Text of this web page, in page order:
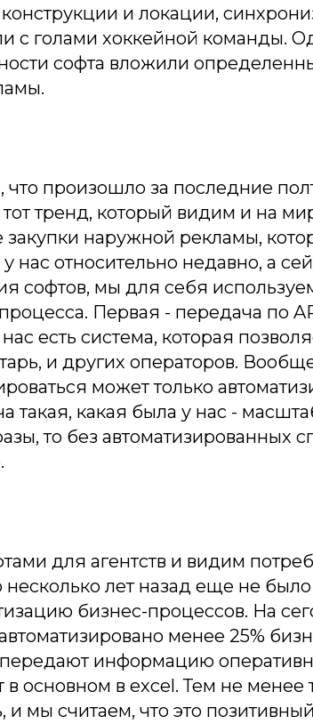
и локации,
с голами хоккейной команды.
софта вложили
что произошло за последние
тренд, который видим и на
закупки наружной рекламы,
у нас относительно недавно, а
софтов, мы для себя
Первая - передача по
есть система, которая
и других операторов.
может только
такая, какая была у нас -
то без автоматизированных
для агентств и видим
несколько лет назад еще не
бизнес-процессов. На
менее 25%
информацию
в основном в excel. Тем не менее
и мы считаем, что это